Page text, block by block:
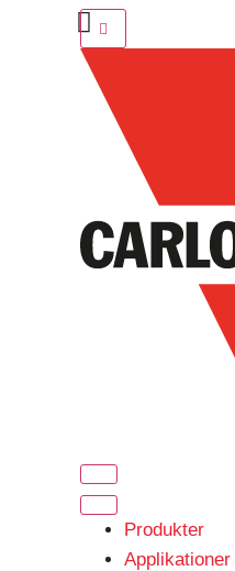
Produkter
Applikationer